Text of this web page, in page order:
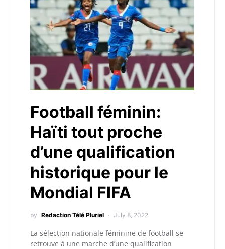
Football féminin:
Haïti tout proche
d’une qualification
historique pour le
Mondial FIFA
by Redaction Télé Pluriel July 8, 2022
La sélection nationale féminine de football se
retrouve à une marche d’une qualification